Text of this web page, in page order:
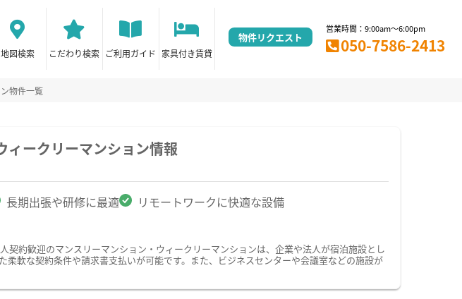
地図検索 こだわり検索 ご利用ガイド 家具付き賃貸
物件リクエスト
営業時間：9:00am～6:00pm
050-7586-2413
物件一覧
ークリーマンション情報
長期出張や研修に最適 リモートワークに快適な設備
約歓迎のマンスリーマンション・ウィークリーマンションは、企業や法人が宿泊施設とし
軟な契約条件や請求書支払いが可能です。また、ビジネスセンターや会議室などの施設が